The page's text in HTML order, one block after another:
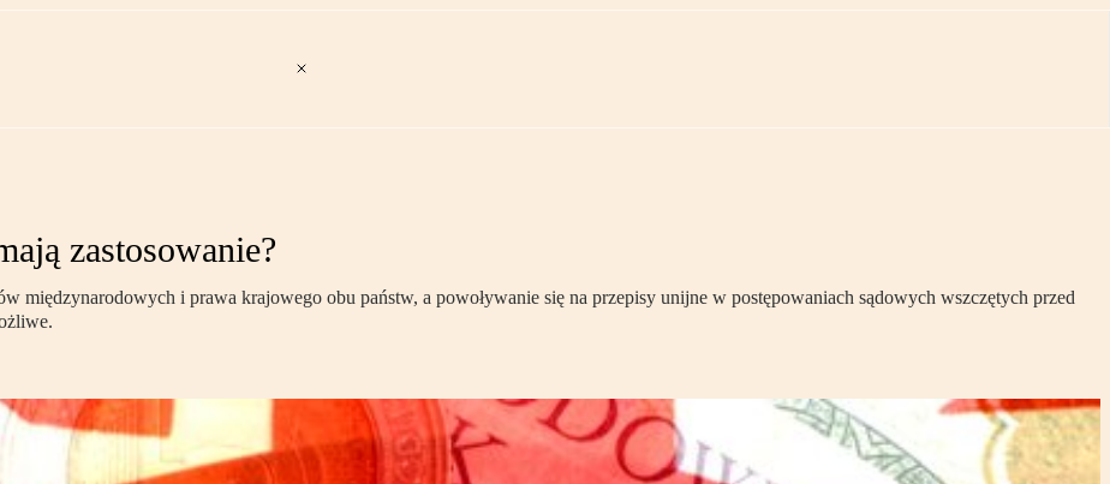
zastosowanie?
międzynarodowych i prawa krajowego obu państw, a powoływanie się na przepisy unijne w postępowaniach sądowych wszczętych przed